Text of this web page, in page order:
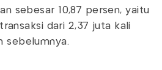
sebesar 10,87 persen, yaitu
dari 2,37 juta kali
sebelumnya.